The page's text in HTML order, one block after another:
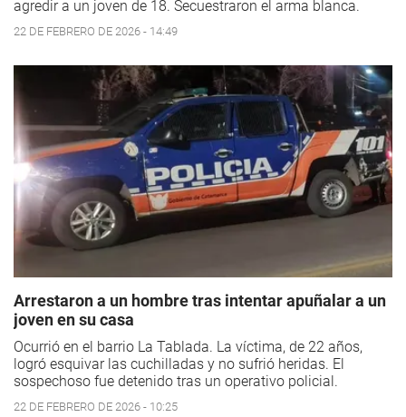
agredir a un joven de 18. Secuestraron el arma blanca.
22 DE FEBRERO DE 2026 - 14:49
Arrestaron a un hombre tras intentar apuñalar a un
joven en su casa
Ocurrió en el barrio La Tablada. La víctima, de 22 años,
logró esquivar las cuchilladas y no sufrió heridas. El
sospechoso fue detenido tras un operativo policial.
22 DE FEBRERO DE 2026 - 10:25